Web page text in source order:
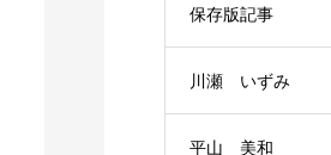
保存版記事
川瀬 いずみ
平山 美和